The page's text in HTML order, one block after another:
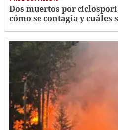
Dos muertos por
cómo se contagia y cuáles